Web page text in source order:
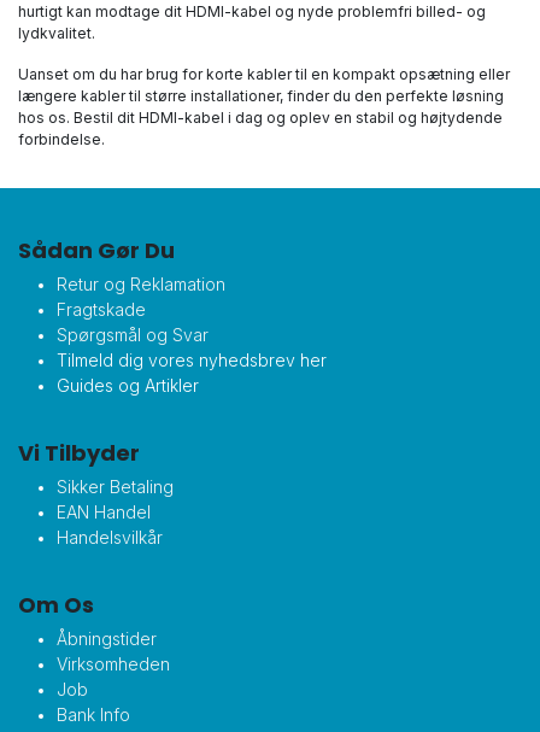
hurtigt kan modtage dit HDMI-kabel og nyde problemfri billed- og
lydkvalitet.
Uanset om du har brug for korte kabler til en kompakt opsætning eller
længere kabler til større installationer, finder du den perfekte løsning
hos os. Bestil dit HDMI-kabel i dag og oplev en stabil og højtydende
forbindelse.
Sådan Gør Du
Retur og Reklamation
Fragtskade
Spørgsmål og Svar
Tilmeld dig vores nyhedsbrev her
Guides og Artikler
Vi Tilbyder
Sikker Betaling
EAN Handel
Handelsvilkår
Om Os
Åbningstider
Virksomheden
Job
Bank Info